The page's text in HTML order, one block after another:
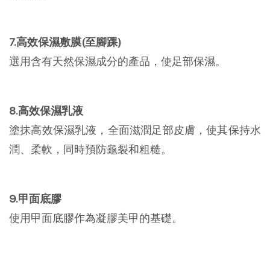
7.高效保濕敷膜(至腳踝)
選用含有天然保濕成分的產品，使足部保濕。
8.高效保濕乳液
塗抹高效保濕乳液，全面滋潤足部皮膚，使其保持水
潤、柔軟，同時預防龜裂和粗糙。
9.甲面底膠
使用甲面底膠作為凝膠美甲的基礎。